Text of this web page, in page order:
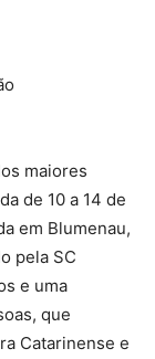
maiores
de 10 a 14 de
em Blumenau,
pela SC
e uma
que
Catarinense e